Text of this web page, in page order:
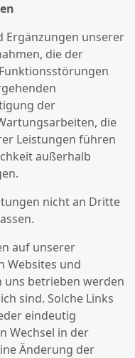
Ergänzungen unserer
die der
der
die
Leistungen führen
außerhalb
nicht an Dritte
auf unserer
Websites und
uns betrieben werden
sind. Solche Links
eindeutig
Wechsel in der
Änderung der